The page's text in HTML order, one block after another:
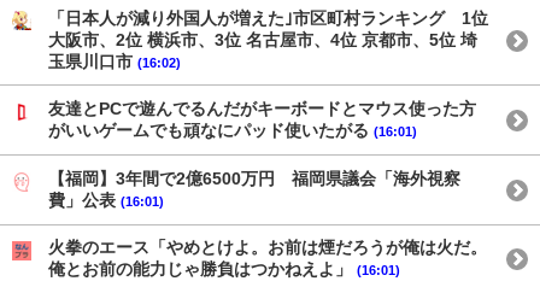
「日本人が減り外国人が増えた｣市区町村ランキング 1位
大阪市、2位 横浜市、3位 名古屋市、4位 京都市、5位 埼
玉県川口市 (16:02)
友達とPCで遊んでるんだがキーボードとマウス使った方
がいいゲームでも頑なにパッド使いたがる (16:01)
【福岡】3年間で2億6500万円 福岡県議会「海外視察
費」公表 (16:01)
火拳のエース「やめとけよ。お前は煙だろうが俺は火だ。
俺とお前の能力じゃ勝負はつかねえよ」
(16:01)